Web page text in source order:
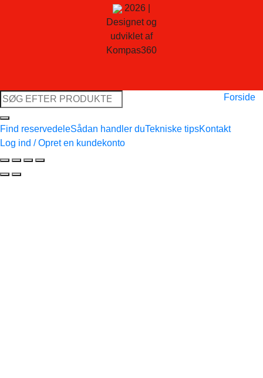
2026 |
Designet og
udviklet af
Kompas360
Søg
efter:
Forside
Find reservedeleSådan handler duTekniske tipsKontakt
Log ind / Opret en kundekonto